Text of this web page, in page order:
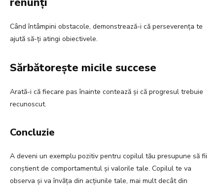
Când întâmpini obstacole, demonstrează-i că perseverența te
ajută să-ți atingi obiectivele.
Sărbătorește micile succese
Arată-i că fiecare pas înainte contează și că progresul trebuie
recunoscut.
Concluzie
A deveni un exemplu pozitiv pentru copilul tău presupune să fii
conștient de comportamentul și valorile tale. Copilul te va
observa și va învăța din acțiunile tale, mai mult decât din